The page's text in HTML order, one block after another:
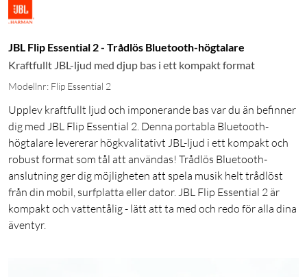
JBL Flip Essential 2 - Trådlös Bluetooth-högtalare
Kraftfullt JBL-ljud med djup bas i ett kompakt format
Modellnr: Flip Essential 2
Upplev kraftfullt ljud och imponerande bas var du än befinner
dig med JBL Flip Essential 2. Denna portabla Bluetooth-
högtalare levererar högkvalitativt JBL-ljud i ett kompakt och
robust format som tål att användas! Trådlös Bluetooth-
anslutning ger dig möjligheten att spela musik helt trådlöst
från din mobil, surfplatta eller dator. JBL Flip Essential 2 är
kompakt och vattentålig - lätt att ta med och redo för alla dina
äventyr.